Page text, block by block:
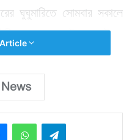
ঘুঘুমারিতে সোমবার সকালে
দূরে তখন ট্রেনের হুইসল
লাল জামা ছেড়ে সেটা
করেন মাধব দাস নামে ওই
থাকায় ট্রেন চালক তাঁর লাল
দাঁড় করাতে তাই জামা
অবশেষে ফাটলের প্রায়